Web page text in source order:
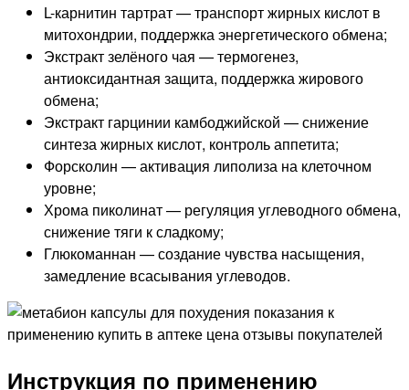
L-карнитин тартрат — транспорт жирных кислот в
митохондрии, поддержка энергетического обмена;
Экстракт зелёного чая — термогенез,
антиоксидантная защита, поддержка жирового
обмена;
Экстракт гарцинии камбоджийской — снижение
синтеза жирных кислот, контроль аппетита;
Форсколин — активация липолиза на клеточном
уровне;
Хрома пиколинат — регуляция углеводного обмена,
снижение тяги к сладкому;
Глюкоманнан — создание чувства насыщения,
замедление всасывания углеводов.
Инструкция по применению